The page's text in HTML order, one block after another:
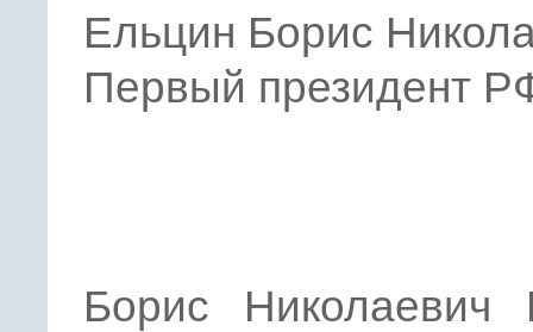
Ельцин Борис
Первый президент
Борис Николаевич